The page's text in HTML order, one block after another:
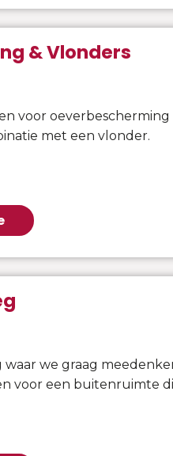
& Vlonders
voor oeverbescherming
met een vlonder.
we graag
voor een buitenruimte